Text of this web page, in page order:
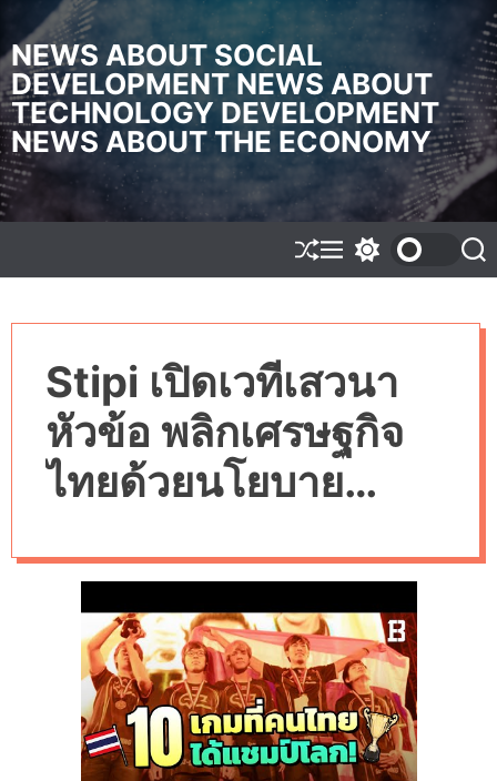
i
p
t
o
c
o
n
n
NEWS ABOUT SOCIAL
DEVELOPMENT NEWS ABOUT
TECHNOLOGY DEVELOPMENT
NEWS ABOUT THE ECONOMY
S
h
e
M
e
w
c
o
o
r
m
d
S
e
Stipi เปิดเวทีเสวนา
หัวข้อ พลิกเศรษฐกิจ
ไทยด้วยนโยบาย
Debate, Design
And Details มุ่ง
พัฒนาศักยภาพของ
บุคลากร ด้านการวิจัย